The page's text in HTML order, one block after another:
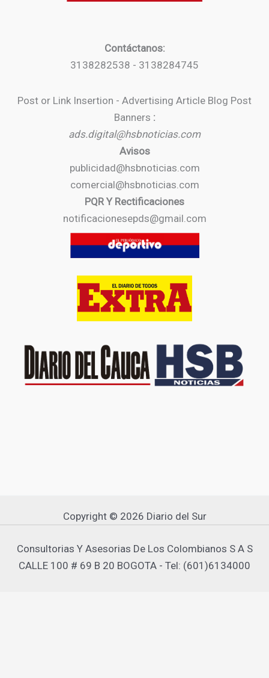
Contáctanos:
3138282538 - 3138284745
Post or Link Insertion - Advertising Article Blog Post
Banners :
ads.digital@hsbnoticias.com
Avisos
publicidad@hsbnoticias.com
comercial@hsbnoticias.com
PQR Y Rectificaciones
notificacionesepds@gmail.com
Copyright © 2026 Diario del Sur
Consultorias Y Asesorias De Los Colombianos S A S
CALLE 100 # 69 B 20 BOGOTA - Tel: (601)6134000